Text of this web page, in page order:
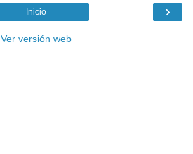
›
Inicio
Ver versión web